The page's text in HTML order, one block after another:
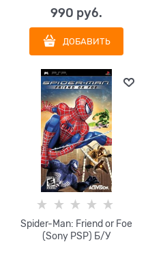
версия) (Essentials) (Sony
PSP) Б/У
990 руб.
ДОБАВИТЬ
Spider-Man: Friend or Foe
(Sony PSP) Б/У